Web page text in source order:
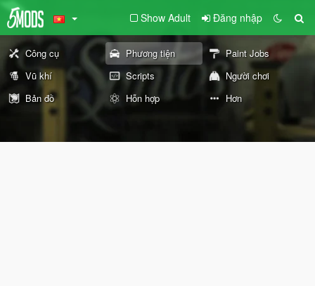
Show Adult Đăng nhập
Công cụ Phương tiện
Paint Jobs
Vũ khí
Scripts
Người chơi
Bản đồ
Hỗn hợp Hơn